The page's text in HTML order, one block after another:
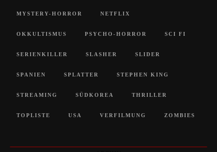
MYSTERY-HORROR NETFLIX
OKKULTISMUS PSYCHO-HORROR SCI FI
SERIENKILLER SLASHER SLIDER
SPANIEN SPLATTER STEPHEN KING
STREAMING SÜDKOREA THRILLER
TOPLISTE USA VERFILMUNG ZOMBIES